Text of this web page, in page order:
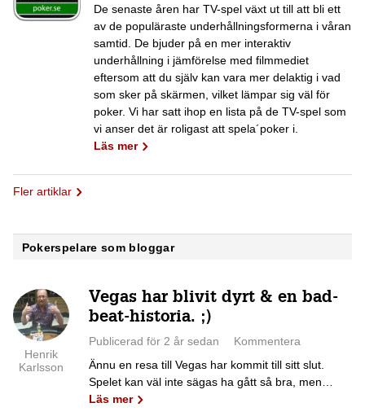
De senaste åren har TV-spel växt ut till att bli ett
av de populäraste underhållningsformerna i våran
samtid. De bjuder på en mer interaktiv
underhållning i jämförelse med filmmediet
eftersom att du själv kan vara mer delaktig i vad
som sker på skärmen, vilket lämpar sig väl för
poker. Vi har satt ihop en lista på de TV-spel som
vi anser det är roligast att spela´poker i.
Läs mer
Fler artiklar
Pokerspelare som bloggar
Henrik
Karlsson
Vegas har blivit dyrt & en bad-
beat-historia. ;)
Publicerad för 2 år sedan
Kommentera
Ännu en resa till Vegas har kommit till sitt slut.
Spelet kan väl inte sägas ha gått så bra, men…
Läs mer